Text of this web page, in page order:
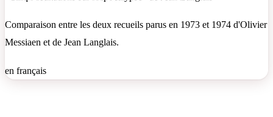
Comparaison entre les deux recueils parus en 1973 et 1974 d'Olivier
Messiaen et de Jean Langlais.
en français